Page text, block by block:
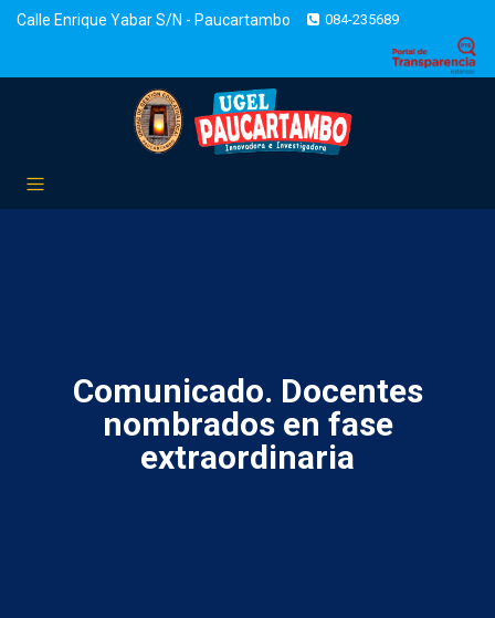
Calle Enrique Yabar S/N - Paucartambo 084-235689
Comunicado. Docentes
nombrados en fase
extraordinaria